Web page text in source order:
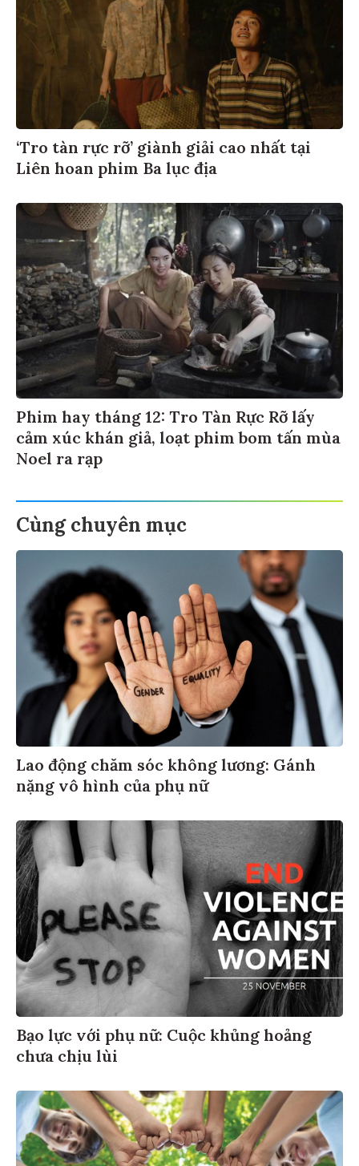
‘Tro tàn rực rỡ’ giành giải cao nhất tại
Liên hoan phim Ba lục địa
Phim hay tháng 12: Tro Tàn Rực Rỡ lấy
cảm xúc khán giả, loạt phim bom tấn mùa
Noel ra rạp
Cùng chuyên mục
Lao động chăm sóc không lương: Gánh
nặng vô hình của phụ nữ
Bạo lực với phụ nữ: Cuộc khủng hoảng
chưa chịu lùi